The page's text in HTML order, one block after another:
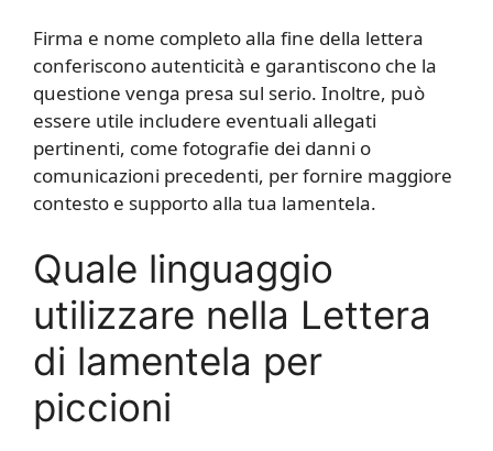
Firma e nome completo alla fine della lettera
conferiscono autenticità e garantiscono che la
questione venga presa sul serio. Inoltre, può
essere utile includere eventuali allegati
pertinenti, come fotografie dei danni o
comunicazioni precedenti, per fornire maggiore
contesto e supporto alla tua lamentela.
Quale linguaggio
utilizzare nella Lettera
di lamentela per
piccioni